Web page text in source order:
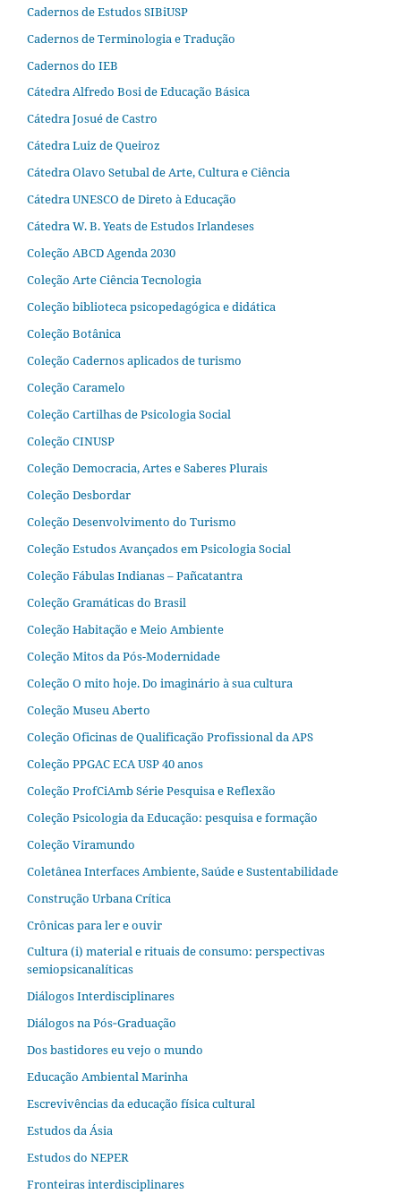
Cadernos de Estudos SIBiUSP
Cadernos de Terminologia e Tradução
Cadernos do IEB
Cátedra Alfredo Bosi de Educação Básica
Cátedra Josué de Castro
Cátedra Luiz de Queiroz
Cátedra Olavo Setubal de Arte, Cultura e Ciência
Cátedra UNESCO de Direto à Educação
Cátedra W. B. Yeats de Estudos Irlandeses
Coleção ABCD Agenda 2030
Coleção Arte Ciência Tecnologia
Coleção biblioteca psicopedagógica e didática
Coleção Botânica
Coleção Cadernos aplicados de turismo
Coleção Caramelo
Coleção Cartilhas de Psicologia Social
Coleção CINUSP
Coleção Democracia, Artes e Saberes Plurais
Coleção Desbordar
Coleção Desenvolvimento do Turismo
Coleção Estudos Avançados em Psicologia Social
Coleção Fábulas Indianas – Pañcatantra
Coleção Gramáticas do Brasil
Coleção Habitação e Meio Ambiente
Coleção Mitos da Pós-Modernidade
Coleção O mito hoje. Do imaginário à sua cultura
Coleção Museu Aberto
Coleção Oficinas de Qualificação Profissional da APS
Coleção PPGAC ECA USP 40 anos
Coleção ProfCiAmb Série Pesquisa e Reflexão
Coleção Psicologia da Educação: pesquisa e formação
Coleção Viramundo
Coletânea Interfaces Ambiente, Saúde e Sustentabilidade
Construção Urbana Crítica
Crônicas para ler e ouvir
Cultura (i) material e rituais de consumo: perspectivas
semiopsicanalíticas
Diálogos Interdisciplinares
Diálogos na Pós‐Graduação
Dos bastidores eu vejo o mundo
Educação Ambiental Marinha
Escrevivências da educação física cultural
Estudos da Ásia​
Estudos do NEPER
Fronteiras interdisciplinares